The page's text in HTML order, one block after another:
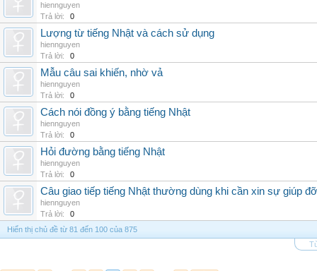
hiennguyen
Trả lời:
0
Lượng từ tiếng Nhật và cách sử dụng
hiennguyen
Trả lời:
0
Mẫu câu sai khiến, nhờ vả
hiennguyen
Trả lời:
0
Cách nói đồng ý bằng tiếng Nhật
hiennguyen
Trả lời:
0
Hỏi đường bằng tiếng Nhật
hiennguyen
Trả lời:
0
Câu giao tiếp tiếng Nhật thường dùng khi cần xin sự giúp đỡ
hiennguyen
Trả lời:
0
Hiển thị chủ đề từ 81 đến 100 của 875